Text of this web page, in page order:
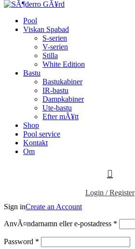
Pool
Viskan Spabad
S-serien
V-serien
Stilla
White Edition
Bastu
Bastukabiner
IR-bastu
Dampkabiner
Ute-bastu
Efter mÃ¥tt
Shop
Pool service
Kontakt
Om
Login / Register
Sign inCreate an Account
AnvÃ¤ndarnamn eller e-postadress *
Password *